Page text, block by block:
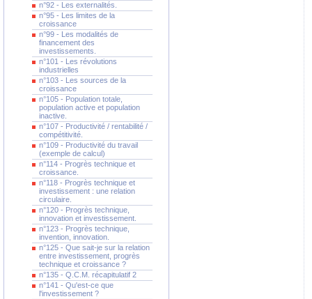
n°92 - Les externalités.
n°95 - Les limites de la
croissance
n°99 - Les modalités de
financement des
investissements.
n°101 - Les révolutions
industrielles
n°103 - Les sources de la
croissance
n°105 - Population totale,
population active et population
inactive.
n°107 - Productivité / rentabilité /
compétitivité.
n°109 - Productivité du travail
(exemple de calcul)
n°114 - Progrès technique et
croissance.
n°118 - Progrès technique et
investissement : une relation
circulaire.
n°120 - Progrès technique,
innovation et investissement.
n°123 - Progrès technique,
invention, innovation.
n°125 - Que sait-je sur la relation
entre investissement, progrès
technique et croissance ?
n°135 - Q.C.M. récapitulatif 2
n°141 - Qu'est-ce que
l'investissement ?